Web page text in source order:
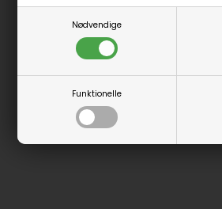
Nødvendige
Funktionelle